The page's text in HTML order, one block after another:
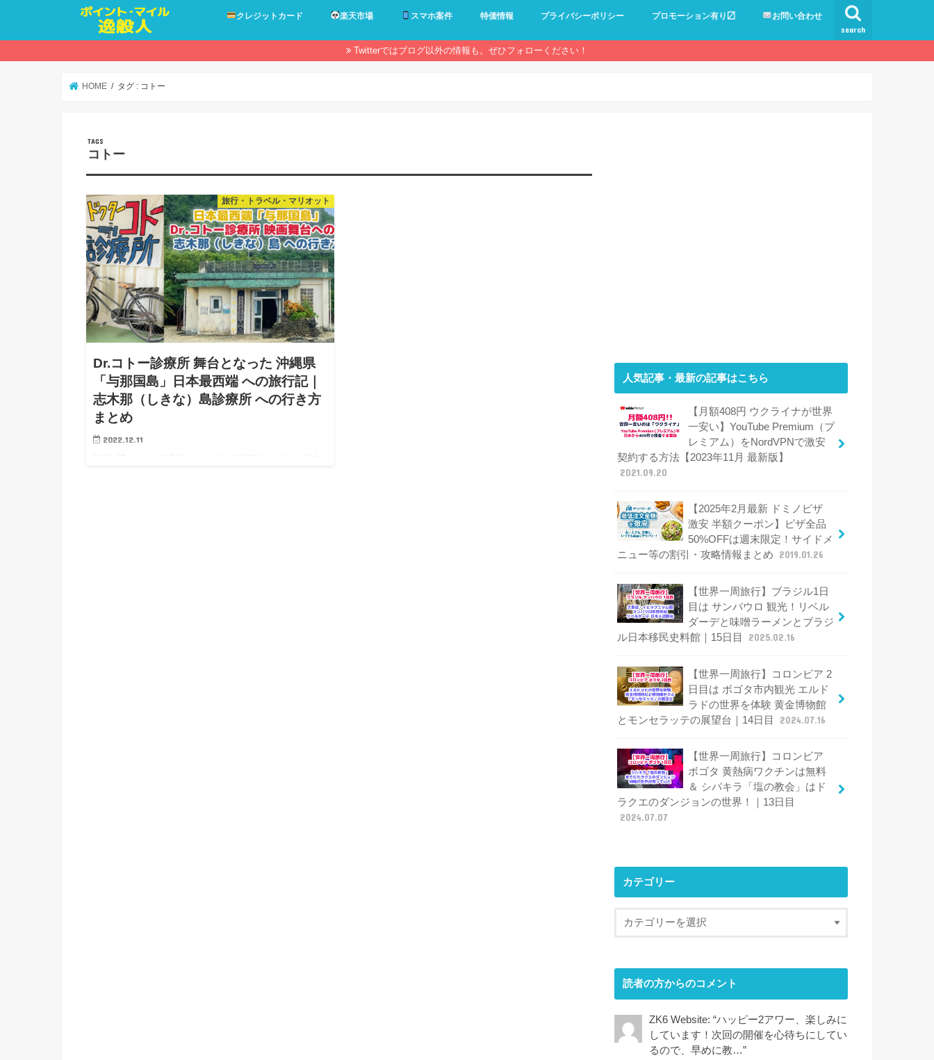
search
クレジットカード 楽天市場 スマホ案件 特価情報 プライバシーポリシー プロモーション有り〼 お問い合わせ
Twitterではブログ以外の情報も。ぜひフォローください！
HOME タグ : コトー
コトー
旅行・トラベル・マリオット
Dr.コトー診療所 舞台となった 沖縄県
「与那国島」日本最西端 への旅行記｜
志木那（しきな）島診療所 への行き方
まとめ
2022.12.11
人気記事・最新の記事はこちら
【月額408円 ウクライナが世界
一安い】YouTube Premium（プ
レミアム）をNordVPNで激安
契約する方法【2023年11月 最新版】
2021.09.20
【2025年2月最新 ドミノピザ
激安 半額クーポン】ピザ全品
50%OFFは週末限定！サイドメ
ニュー等の割引・攻略情報まとめ
2019.01.26
【世界一周旅行】ブラジル1日
目は サンパウロ 観光！リベル
ダーデと味噌ラーメンとブラジ
ル日本移民史料館｜15日目
2025.02.16
【世界一周旅行】コロンビア 2
日目は ボゴタ市内観光 エルド
ラドの世界を体験 黄金博物館
とモンセラッテの展望台｜14日目
2024.07.16
【世界一周旅行】コロンビア
ボゴタ 黄熱病ワクチンは無料
＆ シパキラ「塩の教会」はド
ラクエのダンジョンの世界！｜13日目
2024.07.07
カテゴリー
読者の方からのコメント
ZK6 Website: “ハッピー2アワー、楽しみに
しています！次回の開催を心待ちにしてい
るので、早めに教…”